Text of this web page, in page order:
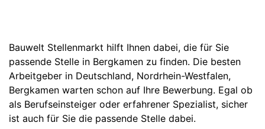
Bauwelt Stellenmarkt hilft Ihnen dabei, die für Sie
passende Stelle in Bergkamen zu finden. Die besten
Arbeitgeber in Deutschland, Nordrhein-Westfalen,
Bergkamen warten schon auf Ihre Bewerbung. Egal ob
als Berufseinsteiger oder erfahrener Spezialist, sicher
ist auch für Sie die passende Stelle dabei.